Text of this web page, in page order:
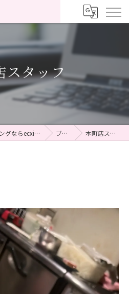
スタッフ
大阪市のセルフホワイトニングならecxia white 本町店 ブログ 本町店スタッフ